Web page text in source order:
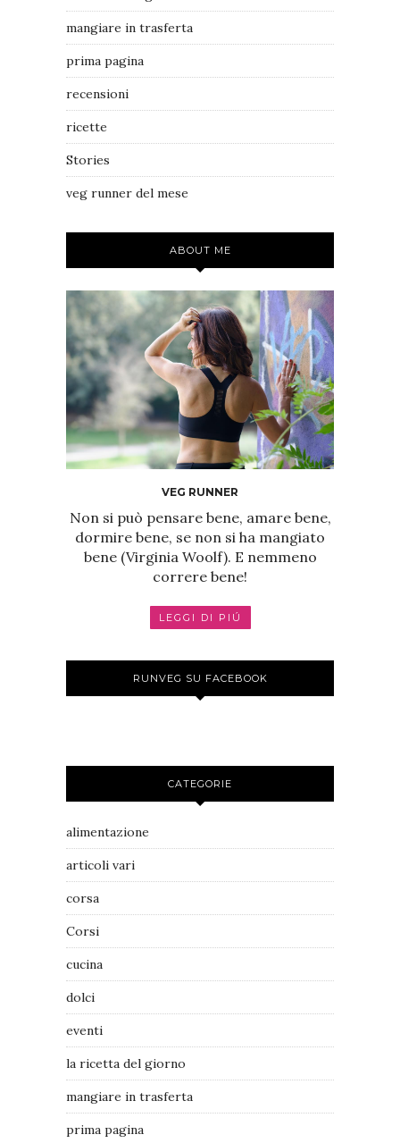
mangiare in trasferta
prima pagina
recensioni
ricette
Stories
veg runner del mese
ABOUT ME
VEG RUNNER
Non si può pensare bene, amare bene,
dormire bene, se non si ha mangiato
bene (Virginia Woolf). E nemmeno
correre bene!
LEGGI DI PIÚ
RUNVEG SU FACEBOOK
CATEGORIE
alimentazione
articoli vari
corsa
Corsi
cucina
dolci
eventi
la ricetta del giorno
mangiare in trasferta
prima pagina